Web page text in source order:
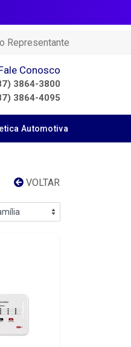
Representante
Conosco
3864-3800
3864-4095
Automotiva
VOLTAR